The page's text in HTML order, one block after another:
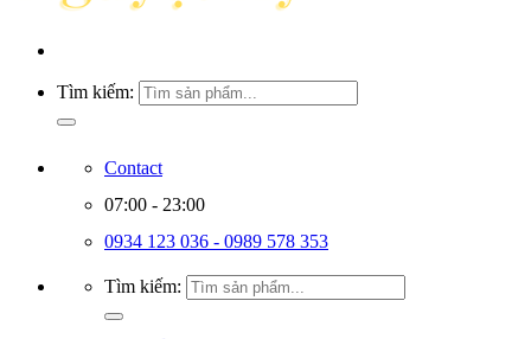
Tìm kiếm:
Contact
07:00 - 23:00
0934 123 036 - 0989 578 353
Tìm kiếm: